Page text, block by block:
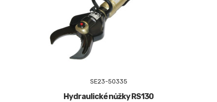
SE23-50335
Hydraulické nůžky RS130